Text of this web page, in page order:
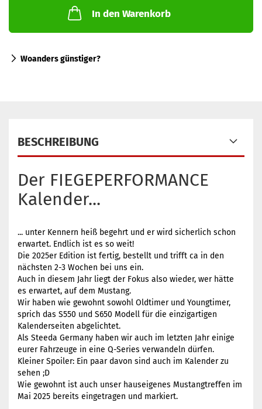
In den Warenkorb
Woanders günstiger?
BESCHREIBUNG
Der FIEGEPERFORMANCE
Kalender...
... unter Kennern heiß begehrt und er wird sicherlich schon
erwartet. Endlich ist es so weit!
Die 2025er Edition ist fertig, bestellt und trifft ca in den
nächsten 2-3 Wochen bei uns ein.
Auch in diesem Jahr liegt der Fokus also wieder, wer hätte
es erwartet, auf dem Mustang.
Wir haben wie gewohnt sowohl Oldtimer und Youngtimer,
sprich das S550 und S650 Modell für die einzigartigen
Kalenderseiten abgelichtet.
Als Steeda Germany haben wir auch im letzten Jahr einige
eurer Fahrzeuge in eine Q-Series verwandeln dürfen.
Kleiner Spoiler: Ein paar davon sind auch im Kalender zu
sehen ;D
Wie gewohnt ist auch unser hauseigenes Mustangtreffen im
Mai 2025 bereits eingetragen und markiert.